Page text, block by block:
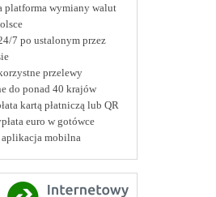
platforma wymiany walut
7 po ustalonym przez
przelewy
do ponad 40 krajów
kartą płatniczą lub QR
euro w gotówce
mobilna